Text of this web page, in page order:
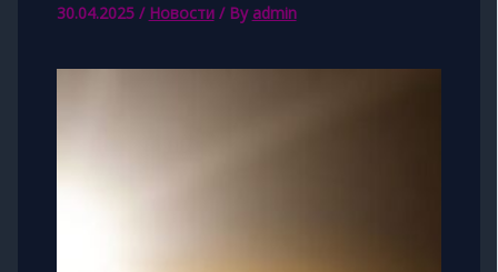
30.04.2025 / Новости/ By admin